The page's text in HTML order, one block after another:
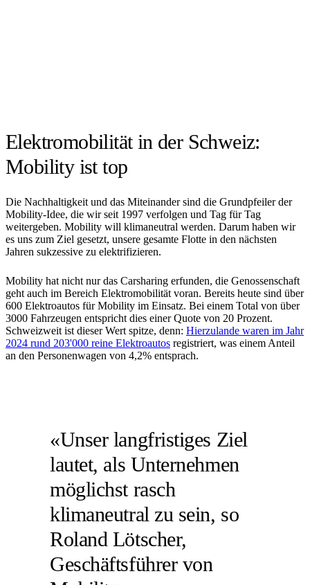
Elektromobilität in der Schweiz:
Mobility ist top
Die Nachhaltigkeit und das Miteinander sind die Grundpfeiler der
Mobility-Idee, die wir seit 1997 verfolgen und Tag für Tag
weitergeben. Mobility will klimaneutral werden. Darum haben wir
es uns zum Ziel gesetzt, unsere gesamte Flotte in den nächsten
Jahren sukzessive zu elektrifizieren.
Mobility hat nicht nur das Carsharing erfunden, die Genossenschaft
geht auch im Bereich Elektromobilität voran. Bereits heute sind über
600 Elektroautos für Mobility im Einsatz. Bei einem Total von über
3000 Fahrzeugen entspricht dies einer Quote von 20 Prozent.
Schweizweit ist dieser Wert spitze, denn: Hierzulande waren im Jahr
2024 rund 203'000 reine Elektroautos registriert, was einem Anteil
an den Personenwagen von 4,2% entsprach.
«Unser langfristiges Ziel
lautet, als Unternehmen
möglichst rasch
klimaneutral zu sein, so
Roland Lötscher,
Geschäftsführer von